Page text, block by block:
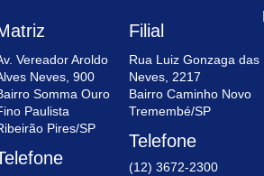
Vereador Aroldo
Neves, 900
Somma Ouro
Paulista
Pires/SP
Filial
Rua Luiz Gonzaga das
Neves, 2217
Bairro Caminho Novo
Tremembé/SP
Telefone
(12) 3672-2300